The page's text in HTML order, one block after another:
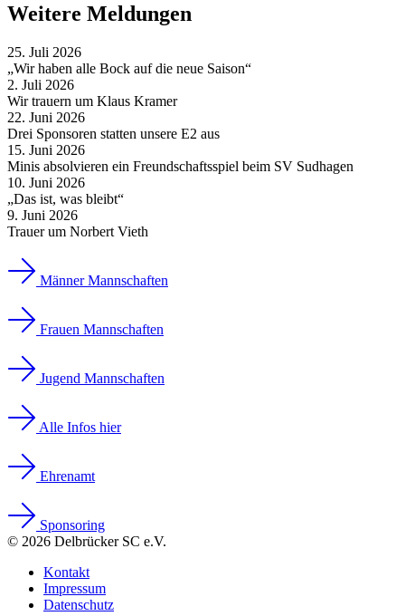
Weitere Meldungen
25. Juli 2026
„Wir haben alle Bock auf die neue Saison“
2. Juli 2026
Wir trauern um Klaus Kramer
22. Juni 2026
Drei Sponsoren statten unsere E2 aus
15. Juni 2026
Minis absolvieren ein Freundschaftsspiel beim SV Sudhagen
10. Juni 2026
„Das ist, was bleibt“
9. Juni 2026
Trauer um Norbert Vieth
Männer Mannschaften
Frauen Mannschaften
Jugend Mannschaften
Alle Infos hier
Ehrenamt
Sponsoring
© 2026 Delbrücker SC e.V.
Kontakt
Impressum
Datenschutz